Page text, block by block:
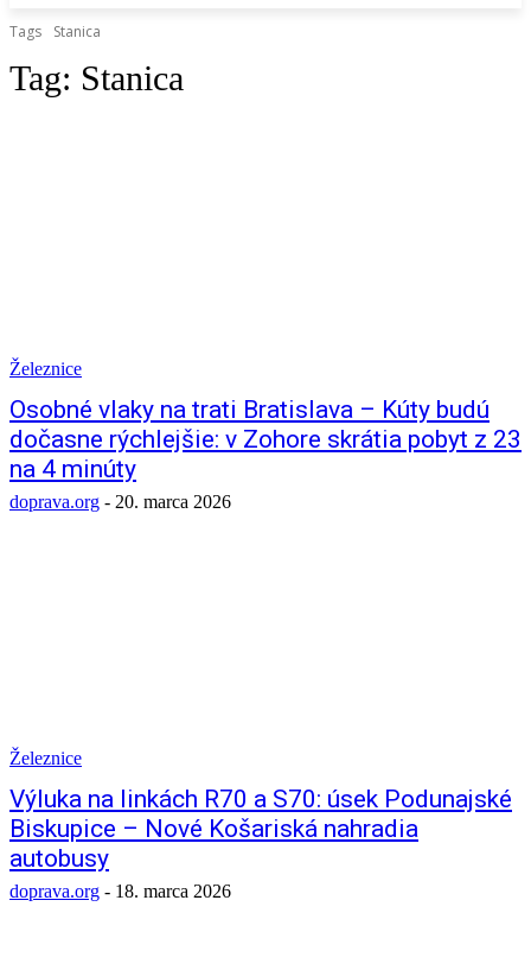
Tags Stanica
Tag: Stanica
Železnice
Osobné vlaky na trati Bratislava – Kúty budú
dočasne rýchlejšie: v Zohore skrátia pobyt z 23
na 4 minúty
doprava.org - 20. marca 2026
Železnice
Výluka na linkách R70 a S70: úsek Podunajské
Biskupice – Nové Košariská nahradia
autobusy
doprava.org - 18. marca 2026